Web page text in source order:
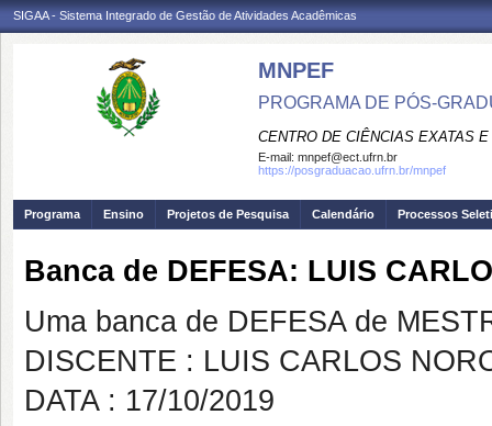
SIGAA - Sistema Integrado de Gestão de Atividades Acadêmicas
MNPEF
PROGRAMA DE PÓS-
CENTRO DE CIÊNCIAS EXATAS
E-mail: mnpef@ect.ufrn.br
https://posgraduacao.ufrn.br/mnpef
Programa Ensino Projetos de Pesquisa Calendário Processos
Banca de DEFESA: LUIS
Uma banca de DEFESA de
DISCENTE : LUIS CARLOS
DATA : 17/10/2019